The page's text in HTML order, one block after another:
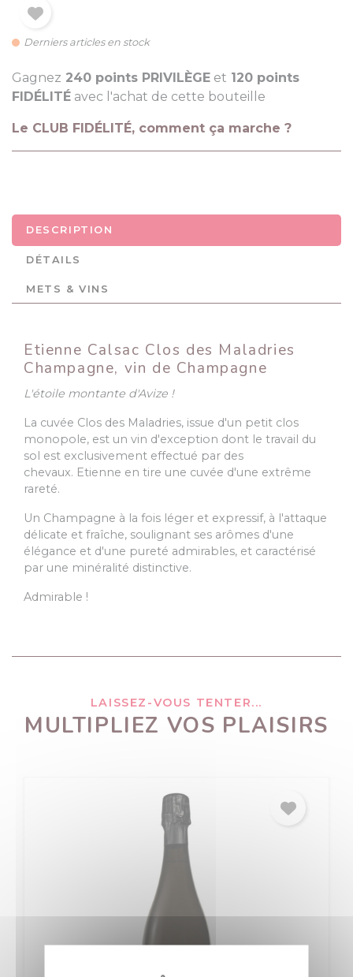
Derniers articles en stock
Gagnez 240 points PRIVILÈGE et 120 points
FIDÉLITÉ avec l'achat de cette bouteille
Le CLUB FIDÉLITÉ, comment ça marche ?
DESCRIPTION
DÉTAILS
METS & VINS
Etienne Calsac Clos des Maladries
Champagne, vin de Champagne
L'étoile montante d'Avize !
La cuvée Clos des Maladries, issue d'un petit clos
monopole, est un vin d'exception dont le travail du
sol est exclusivement effectué par des
chevaux. Etienne en tire une cuvée d'une extrême
rareté.
Un Champagne à la fois léger et expressif, à l'attaque
délicate et fraîche, soulignant ses arômes d'une
élégance et d'une pureté admirables, et caractérisé
par une minéralité distinctive.
Admirable !
LAISSEZ-VOUS TENTER...
MULTIPLIEZ VOS PLAISIRS